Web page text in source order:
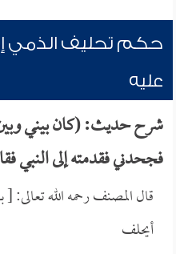
حكم تحليف الذمي
عليه
شرح حديث: (كان بيني
فجحدني فقدمته إلى النبي
قال المصنف رحمه الله تعالى: [
أيحلف